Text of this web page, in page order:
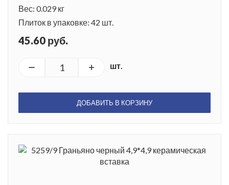
Вес: 0.029 кг
Плиток в упаковке: 42 шт.
45.60 руб.
шт.
ДОБАВИТЬ В КОРЗИНУ